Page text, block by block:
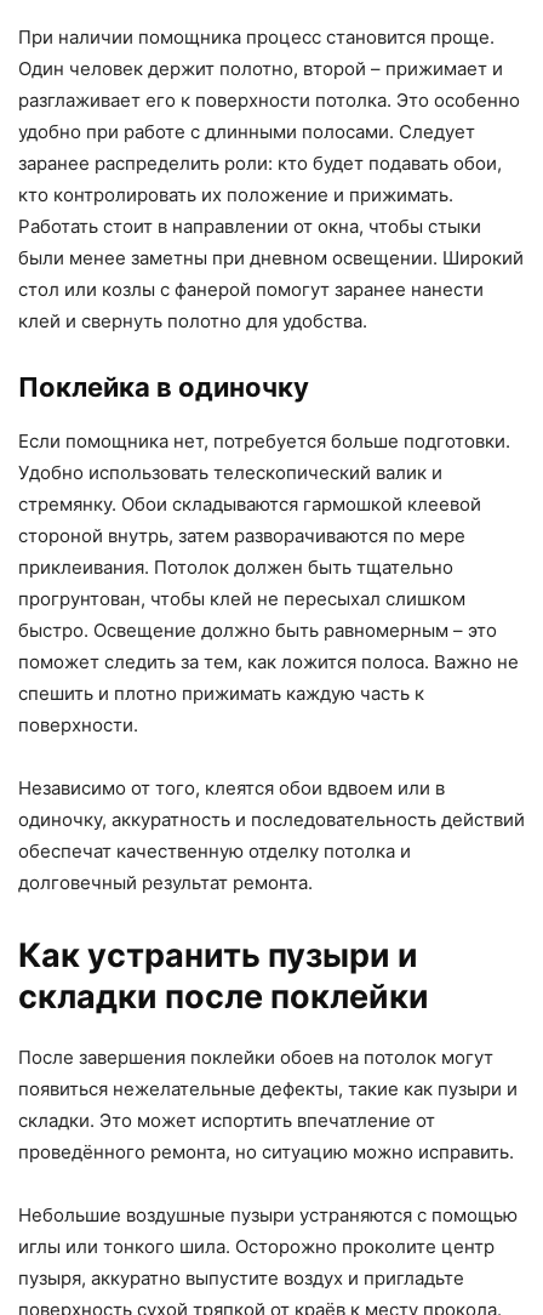
При наличии помощника процесс становится проще.
Один человек держит полотно, второй – прижимает и
разглаживает его к поверхности потолка. Это особенно
удобно при работе с длинными полосами. Следует
заранее распределить роли: кто будет подавать обои,
кто контролировать их положение и прижимать.
Работать стоит в направлении от окна, чтобы стыки
были менее заметны при дневном освещении. Широкий
стол или козлы с фанерой помогут заранее нанести
клей и свернуть полотно для удобства.
Поклейка в одиночку
Если помощника нет, потребуется больше подготовки.
Удобно использовать телескопический валик и
стремянку. Обои складываются гармошкой клеевой
стороной внутрь, затем разворачиваются по мере
приклеивания. Потолок должен быть тщательно
прогрунтован, чтобы клей не пересыхал слишком
быстро. Освещение должно быть равномерным – это
поможет следить за тем, как ложится полоса. Важно не
спешить и плотно прижимать каждую часть к
поверхности.
Независимо от того, клеятся обои вдвоем или в
одиночку, аккуратность и последовательность действий
обеспечат качественную отделку потолка и
долговечный результат ремонта.
Как устранить пузыри и
складки после поклейки
После завершения поклейки обоев на потолок могут
появиться нежелательные дефекты, такие как пузыри и
складки. Это может испортить впечатление от
проведённого ремонта, но ситуацию можно исправить.
Небольшие воздушные пузыри устраняются с помощью
иглы или тонкого шила. Осторожно проколите центр
пузыря, аккуратно выпустите воздух и пригладьте
поверхность сухой тряпкой от краёв к месту прокола.